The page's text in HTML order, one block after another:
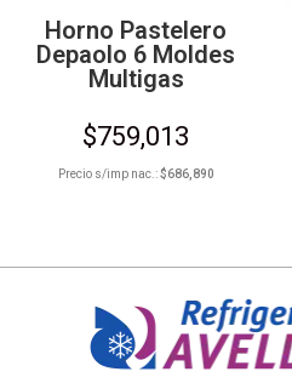
Horno Pastelero
Depaolo 6 Moldes
Multigas
$759,013
Precio s/imp nac.:$686,890